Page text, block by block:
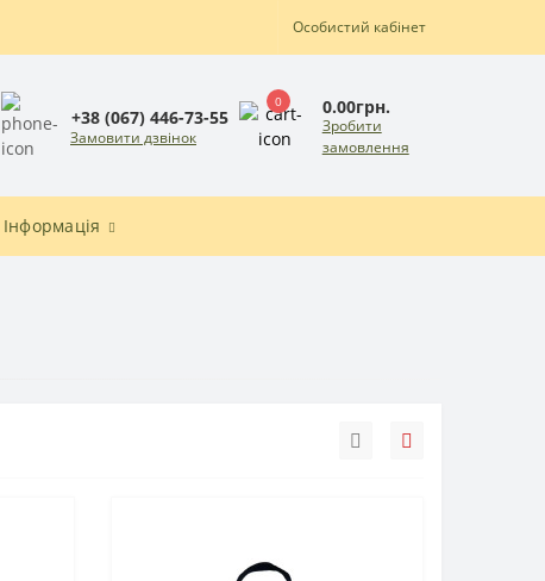
Особистий кабінет
+38 (067) 446-73-55
Замовити дзвінок
0 0.00грн.
Зробити
замовлення
Інформація